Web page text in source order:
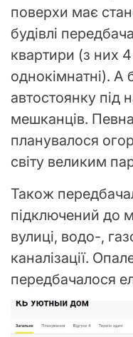
поверхи має
будівлі
квартири (з них
однокімнатні). А
автостоянку під
мешканців.
планувалося
світу великим
Також
підключений до
вулиці, водо-,
каналізації.
передбачалося